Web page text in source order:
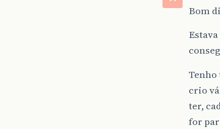
Bom
Tenho
crio
ter,
for